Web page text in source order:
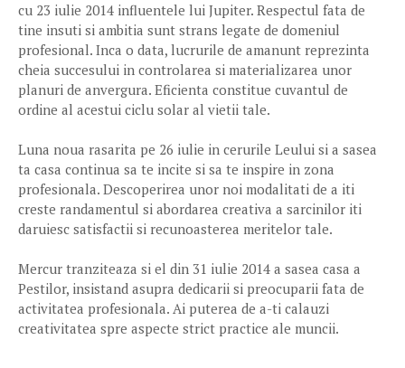
cu 23 iulie 2014 influentele lui Jupiter. Respectul fata de
tine insuti si ambitia sunt strans legate de domeniul
profesional. Inca o data, lucrurile de amanunt reprezinta
cheia succesului in controlarea si materializarea unor
planuri de anvergura. Eficienta constitue cuvantul de
ordine al acestui ciclu solar al vietii tale.
Luna noua rasarita pe 26 iulie in cerurile Leului si a sasea
ta casa continua sa te incite si sa te inspire in zona
profesionala. Descoperirea unor noi modalitati de a iti
creste randamentul si abordarea creativa a sarcinilor iti
daruiesc satisfactii si recunoasterea meritelor tale.
Mercur tranziteaza si el din 31 iulie 2014 a sasea casa a
Pestilor, insistand asupra dedicarii si preocuparii fata de
activitatea profesionala. Ai puterea de a-ti calauzi
creativitatea spre aspecte strict practice ale muncii.